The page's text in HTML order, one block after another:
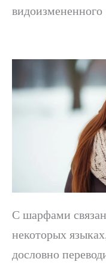
видоизмененного
С шарфами
некоторых
дословно